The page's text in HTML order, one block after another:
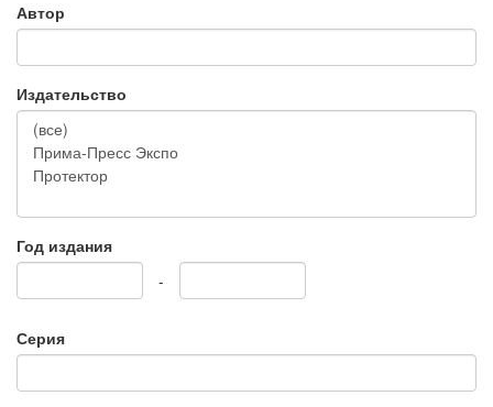
Автор
Издательство
Год издания
-
Серия